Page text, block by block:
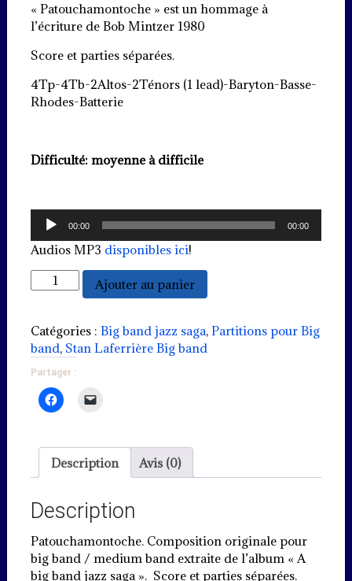
« Patouchamontoche » est un hommage à
l’écriture de Bob Mintzer 1980
Score et parties séparées.
4Tp-4Tb-2Altos-2Ténors (1 lead)-Baryton-Basse-
Rhodes-Batterie
Difficulté: moyenne à difficile
Lecteur
audio
00:00 00:00
Audios MP3 disponibles ici!
quantité
de
-
"Funky"
1980
(PDF)
Ajouter au panier
Catégories : Big band jazz saga, Partitions pour Big
band, Stan Laferrière Big band
Partager :
Description Avis (0)
Description
Patouchamontoche. Composition originale pour
big band / medium band extraite de l’album « A
big band jazz saga ». Score et parties séparées.